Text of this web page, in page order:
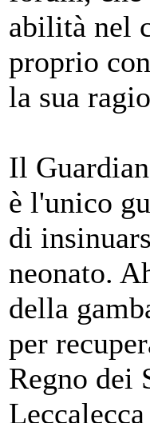
abilità nel
proprio
la sua
Il
è l'unico
di
neonato.
della
per
Regno dei